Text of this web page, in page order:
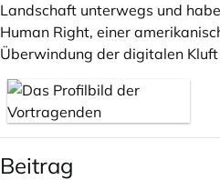
Landschaft unterwegs und
Human Right, einer
Überwindung der digitalen
Beitrag